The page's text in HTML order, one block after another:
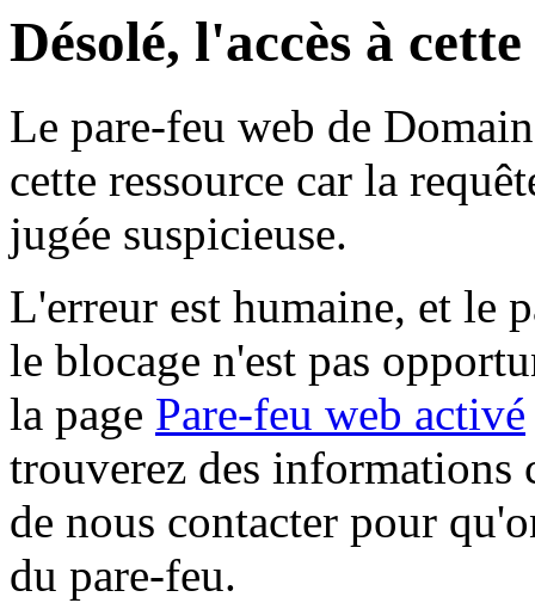
Désolé, l'accès à
Le pare-feu web de
cette ressource car la
jugée suspicieuse.
L'erreur est humaine, et le
le blocage n'est pas
la page Pare-feu web activé
trouverez des informations
de nous contacter pour
du pare-feu.